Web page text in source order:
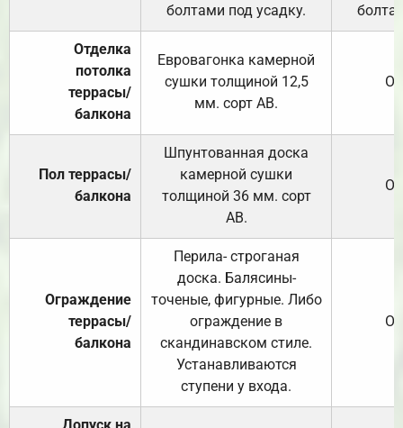
болтами под усадку.
Отделка
потолка
террасы/
балкона
Евровагонка камерной
сушки толщиной 12,5
мм. сорт АВ.
Пол террасы/
балкона
Шпунтованная доска
камерной сушки
толщиной 36 мм. сорт
АВ.
Ограждение
террасы/
балкона
Перила- строганая
доска. Балясины-
точеные, фигурные. Либо
ограждение в
скандинавском стиле.
Устанавливаются
ступени у входа.
Допуск на